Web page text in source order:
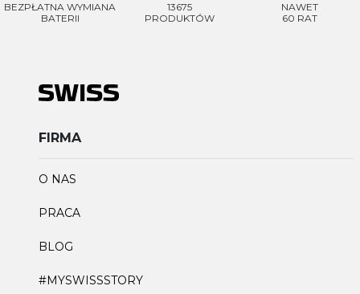
BEZPŁATNA WYMIANA
BATERII
13675
PRODUKTÓW
NAWET
60 RAT
FIRMA
O NAS
PRACA
BLOG
#MYSWISSSTORY